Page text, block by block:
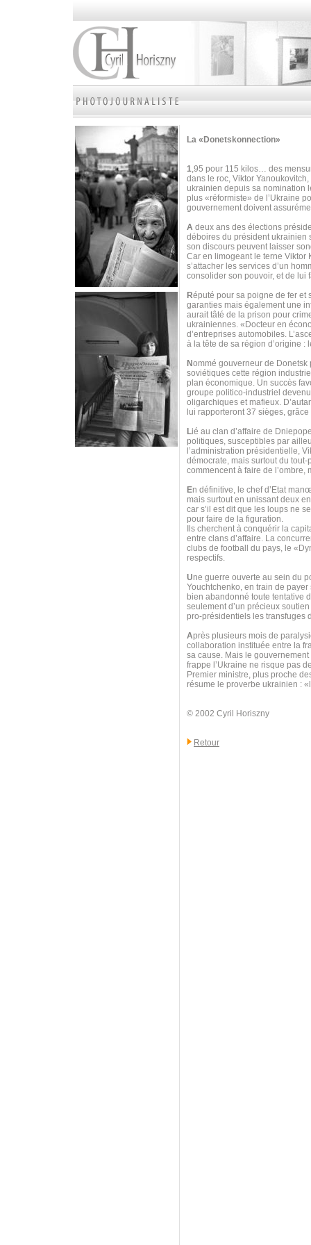
La «Donetskonnection»
1,95 pour 115 kilos… des
dans le roc, Viktor
ukrainien depuis sa nomination
plus «réformiste» de l’Ukraine
gouvernement doivent
A deux ans des élections
déboires du président ukrainien
son discours peuvent laisser
Car en limogeant le terne Viktor
s’attacher les services d’un
consolider son pouvoir, et de lui
Réputé pour sa poigne de fer et
garanties mais également une
aurait tâté de la prison pour
ukrainiennes. «Docteur en
d’entreprises automobiles.
à la tête de sa région d’origine :
Nommé gouverneur de Donetsk
soviétiques cette région
plan économique. Un succès
groupe politico-industriel
oligarchiques et mafieux.
lui rapporteront 37 sièges,
Lié au clan d’affaire de
politiques, susceptibles par
l’administration présidentielle,
démocrate, mais surtout du
commencent à faire de
En définitive, le chef d’Etat
mais surtout en unissant deux
car s’il est dit que les loups ne
pour faire de la figuration.
Ils cherchent à conquérir la
entre clans d’affaire. La
clubs de football du pays, le
respectifs.
Une guerre ouverte au sein du
Youchtchenko, en train de
bien abandonné toute tentative
seulement d’un précieux
pro-présidentiels les transfuges
Après plusieurs mois de
collaboration instituée entre la
sa cause. Mais le
frappe l’Ukraine ne risque pas
Premier ministre, plus proche
résume le proverbe ukrainien :
© 2002 Cyril Horiszny
Retour